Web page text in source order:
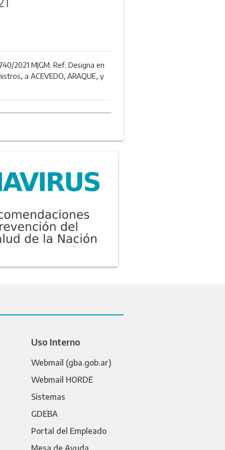
2021 MJGM. Ref. Designa en
a ACEVEDO, ARAQUE, y
Uso Interno
Webmail (gba.gob.ar)
Webmail HORDE
Sistemas
GDEBA
Portal del Empleado
Mesa de Ayuda